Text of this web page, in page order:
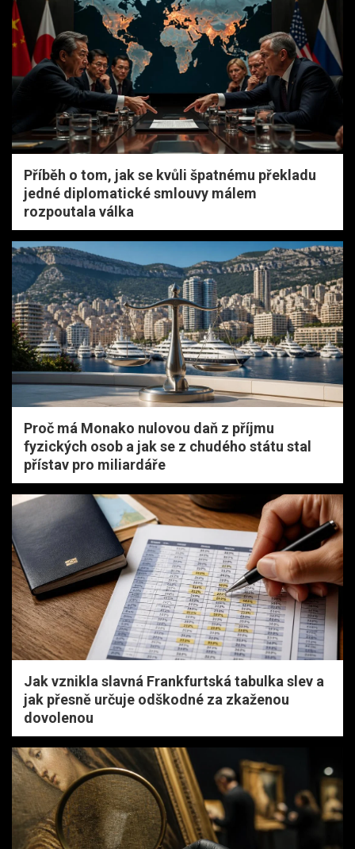
Příběh o tom, jak se kvůli špatnému překladu
jedné diplomatické smlouvy málem
rozpoutala válka
Proč má Monako nulovou daň z příjmu
fyzických osob a jak se z chudého státu stal
přístav pro miliardáře
Jak vznikla slavná Frankfurtská tabulka slev a
jak přesně určuje odškodné za zkaženou
dovolenou